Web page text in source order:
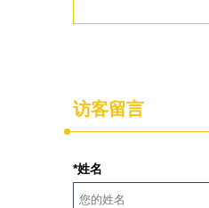
访客留言
*姓名